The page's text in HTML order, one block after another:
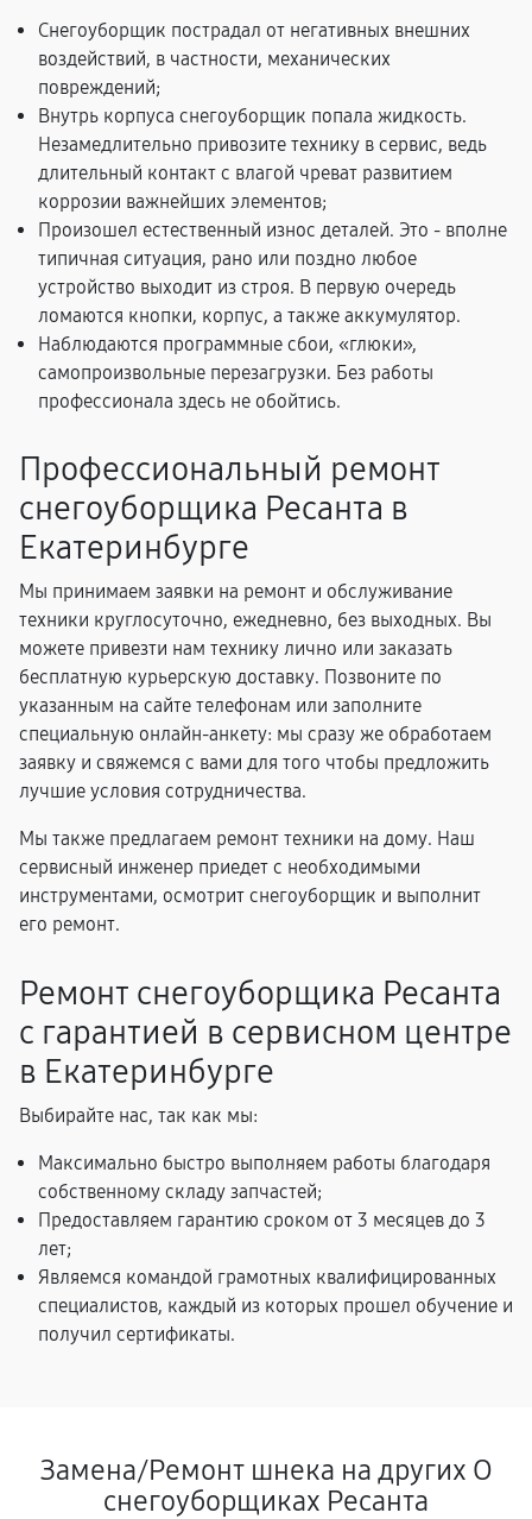
Снегоуборщик пострадал от негативных внешних
воздействий, в частности, механических
повреждений;
Внутрь корпуса снегоуборщик попала жидкость.
Незамедлительно привозите технику в сервис, ведь
длительный контакт с влагой чреват развитием
коррозии важнейших элементов;
Произошел естественный износ деталей. Это - вполне
типичная ситуация, рано или поздно любое
устройство выходит из строя. В первую очередь
ломаются кнопки, корпус, а также аккумулятор.
Наблюдаются программные сбои, «глюки»,
самопроизвольные перезагрузки. Без работы
профессионала здесь не обойтись.
Профессиональный ремонт
снегоуборщика Ресанта в
Екатеринбурге
Мы принимаем заявки на ремонт и обслуживание
техники круглосуточно, ежедневно, без выходных. Вы
можете привезти нам технику лично или заказать
бесплатную курьерскую доставку. Позвоните по
указанным на сайте телефонам или заполните
специальную онлайн-анкету: мы сразу же обработаем
заявку и свяжемся с вами для того чтобы предложить
лучшие условия сотрудничества.
Мы также предлагаем ремонт техники на дому. Наш
сервисный инженер приедет с необходимыми
инструментами, осмотрит снегоуборщик и выполнит
его ремонт.
Ремонт снегоуборщика Ресанта
с гарантией в сервисном центре
в Екатеринбурге
Выбирайте нас, так как мы:
Максимально быстро выполняем работы благодаря
собственному складу запчастей;
Предоставляем гарантию сроком от 3 месяцев до 3
лет;
Являемся командой грамотных квалифицированных
специалистов, каждый из которых прошел обучение и
получил сертификаты.
Замена/Pемонт шнека на других О
снегоуборщиках Ресанта